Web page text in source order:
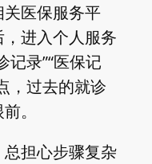
医保服务平
进入个人服务
记录”“医保记
，过去的就诊
。
担心步骤复杂